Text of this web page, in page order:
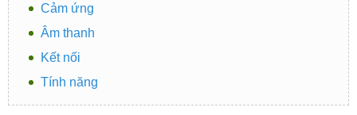
Cảm ứng
Âm thanh
Kết nối
Tính năng